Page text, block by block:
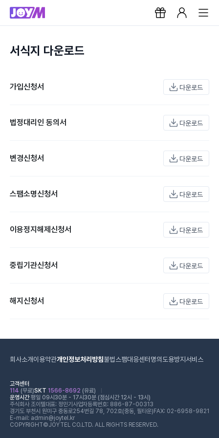
서식지 다운로드
가입신청서 다운로드
법정대리인 동의서 다운로드
변경신청서 다운로드
스팸소명신청서 다운로드
이용정지해제신청서 다운로드
중립기관신청서 다운로드
해지신청서 다운로드
회사소개이용약관개인정보처리방침불법스팸대응센터 명의도용방지서비스
고객센터
114 (무료)SKT 1566-8692 (유료)
운영시간평일 09시30분 - 17시30분 (점심시간 12시 - 13시)
주식회사 조이텔대표: 정민기 사업자등록번호: 886-87-00313
경기도 부천시 원미구 중동로254번길 78, 702호(중동, 필타운) FAX: 02-6958-9821
E-mail: admin@joytel.kr
COPYRIGHT©JOYTEL CO.LTD. ALL RIGHTS RESERVED.